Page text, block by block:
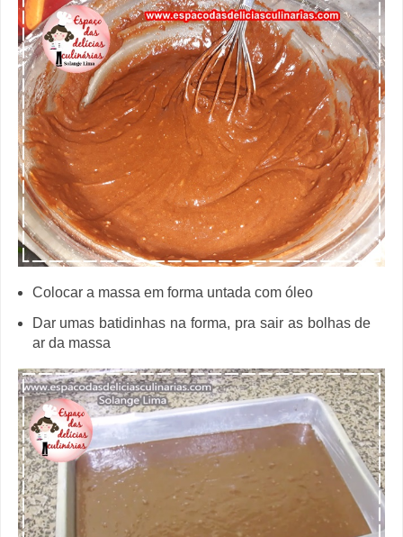
Colocar a massa em forma untada com óleo
Dar umas batidinhas na forma, pra sair as bolhas de
ar da massa